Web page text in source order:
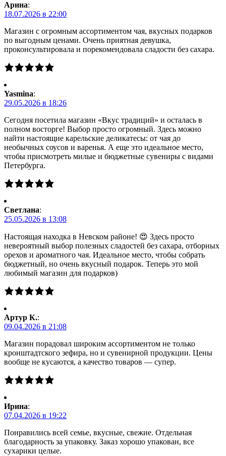
Арина:
18.07.2026 в 22:00
Магазин с огромным ассортиментом чая, вкусных подарков
по выгодным ценами. Очень приятная девушка,
проконсультировала и порекомендовала сладости без сахара.
Yasmina:
29.05.2026 в 18:26
Сегодня посетила магазин «Вкус традиций» и осталась в
полном восторге! Выбор просто огромный. Здесь можно
найти настоящие карельские деликатесы: от чая до
необычных соусов и варенья. А еще это идеальное место,
чтобы присмотреть милые и бюджетные сувениры с видами
Петербурга.
Светлана:
25.05.2026 в 13:08
Настоящая находка в Невском районе! 😍 Здесь просто
невероятный выбор полезных сладостей без сахара, отборных
орехов и ароматного чая. Идеальное место, чтобы собрать
бюджетный, но очень вкусный подарок. Теперь это мой
любимый магазин для подарков)
Артур К.:
09.04.2026 в 21:08
Магазин порадовал широким ассортиментом не только
кронштадтского зефира, но и сувенирной продукции. Цены
вообще не кусаются, а качество товаров — супер.
Ирина:
07.04.2026 в 19:22
Понравились всей семье, вкусные, свежие. Отдельная
благодарность за упаковку. Заказ хорошо упакован, все
сухарики целые.